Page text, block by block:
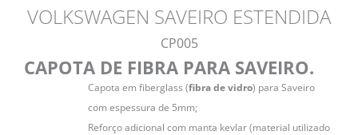
VOLKSWAGEN SAVEIRO ESTENDIDA
CP005
CAPOTA DE FIBRA PARA SAVEIRO.
Capota em fiberglass (fibra de vidro) para Saveiro
com espessura de 5mm;
Reforço adicional com manta kevlar (material utilizado